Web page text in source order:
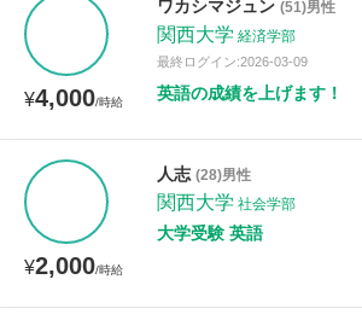
¥4,000/時給
ワカシマジュン (51)男性
関西大学 経済学部
最終ログイン:2026-03-09
英語の成績を上げます！
¥2,000/時給
人志 (28)男性
関西大学 社会学部
大学受験 英語
授業可能日
土曜日 日曜日
所属大学